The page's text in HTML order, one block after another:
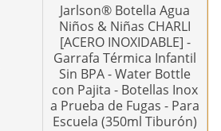
Jarlson® Botella Agua
Niños & Niñas CHARLI
[ACERO INOXIDABLE] -
Garrafa Térmica Infantil
Sin BPA - Water Bottle
con Pajita - Botellas Inox
a Prueba de Fugas - Para
Escuela (350ml Tiburón)